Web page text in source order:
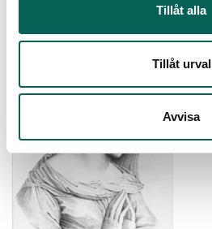
Tillåt alla
Tillåt urval
Avvisa
Antonio Allegri da Correggio (1489